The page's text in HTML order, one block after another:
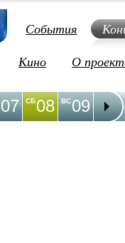
События
Кино О
07 08
СБ 09
ВС 10
ПН